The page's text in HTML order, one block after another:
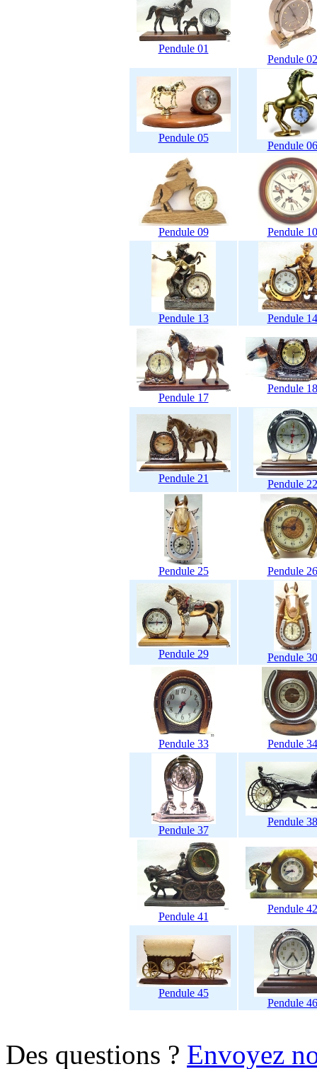
Pendule 01
Pendule 02
Pendule 05
Pendule 06
Pendule 09 Pendule 10
Pendule 13 Pendule 14
Pendule 17
Pendule 18
Pendule 21 Pendule 22
Pendule 25 Pendule 26
Pendule 29 Pendule 30
Pendule 33 Pendule 34
Pendule 37
Pendule 38
Pendule 41
Pendule 42
Pendule 45
Pendule 46
Des questions ? Envoyez